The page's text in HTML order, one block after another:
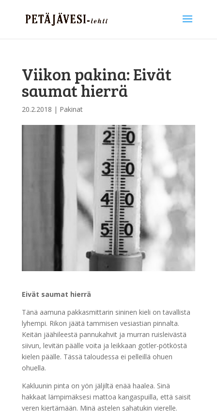
Viikon pakina: Eivät
saumat hierrä
20.2.2018 | Pakinat
Eivät saumat hierrä
Tänä aamuna pakkasmittarin sininen kieli on tavallista
lyhempi. Rikon jäätä tammisen vesiastian pinnalta.
Keitän jäähileestä pannukahvit ja murran ruisleivästä
siivun, levitän päälle voita ja leikkaan gotler-pötköstä
kielen päälle. Tässä taloudessa ei pelleillä ohuen
ohuella.
Kakluunin pinta on yön jäljiltä enää haalea. Sinä
hakkaat lämpimäksesi mattoa kangaspuilla, että saisit
veren kiertämään. Minä astelen sahatukin vierelle.